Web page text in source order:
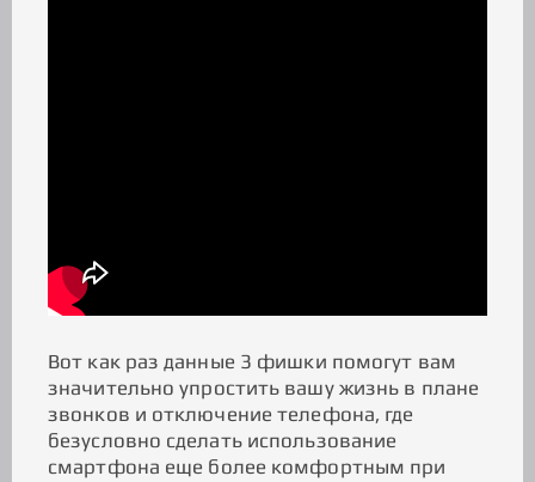
Вот как раз данные 3 фишки помогут вам
значительно упростить вашу жизнь в плане
звонков и отключение телефона, где
безусловно сделать использование
смартфона еще более комфортным при